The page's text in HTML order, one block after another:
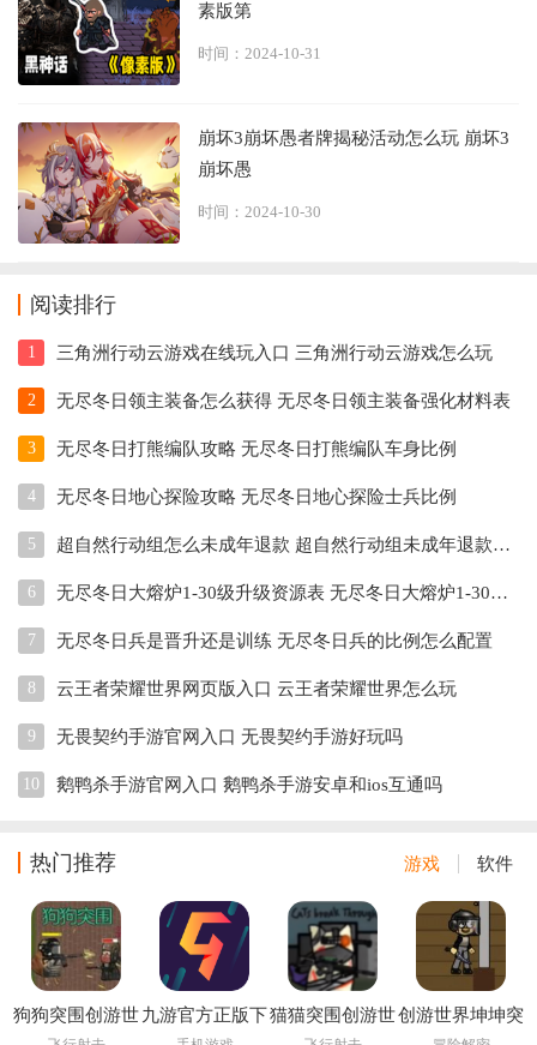
素版第
时间：2024-10-31
崩坏3崩坏愚者牌揭秘活动怎么玩 崩坏3
崩坏愚
时间：2024-10-30
阅读排行
1 三角洲行动云游戏在线玩入口 三角洲行动云游戏怎么玩
2 无尽冬日领主装备怎么获得 无尽冬日领主装备强化材料表
3 无尽冬日打熊编队攻略 无尽冬日打熊编队车身比例
4 无尽冬日地心探险攻略 无尽冬日地心探险士兵比例
5 超自然行动组怎么未成年退款 超自然行动组未成年退款教程
6 无尽冬日大熔炉1-30级升级资源表 无尽冬日大熔炉1-30级升级前置条件
7 无尽冬日兵是晋升还是训练 无尽冬日兵的比例怎么配置
8 云王者荣耀世界网页版入口 云王者荣耀世界怎么玩
9 无畏契约手游官网入口 无畏契约手游好玩吗
10 鹅鸭杀手游官网入口 鹅鸭杀手游安卓和ios互通吗
热门推荐 游戏 软件
狗狗突围创游世
界
九游官方正版下
载
猫猫突围创游世
界
创游世界坤坤突
围小游戏